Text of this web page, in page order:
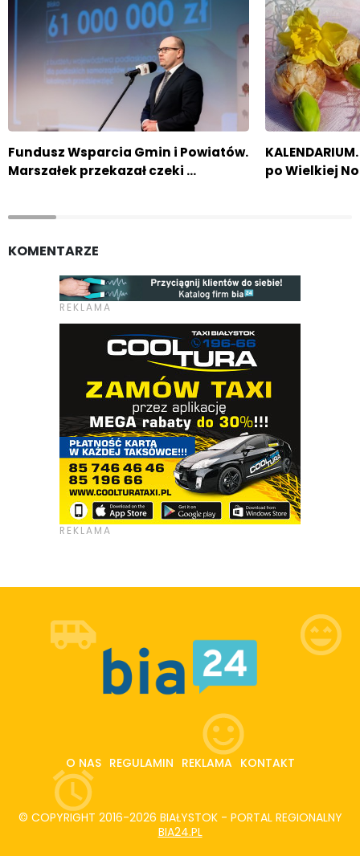
Fundusz Wsparcia Gmin i Powiatów.
Marszałek przekazał czeki …
po Wielkiej
KOMENTARZE
O NAS REGULAMIN REKLAMA KONTAKT
© COPYRIGHT 2016-2026 BIAŁYSTOK - PORTAL REGIONALNY
BIA24.PL